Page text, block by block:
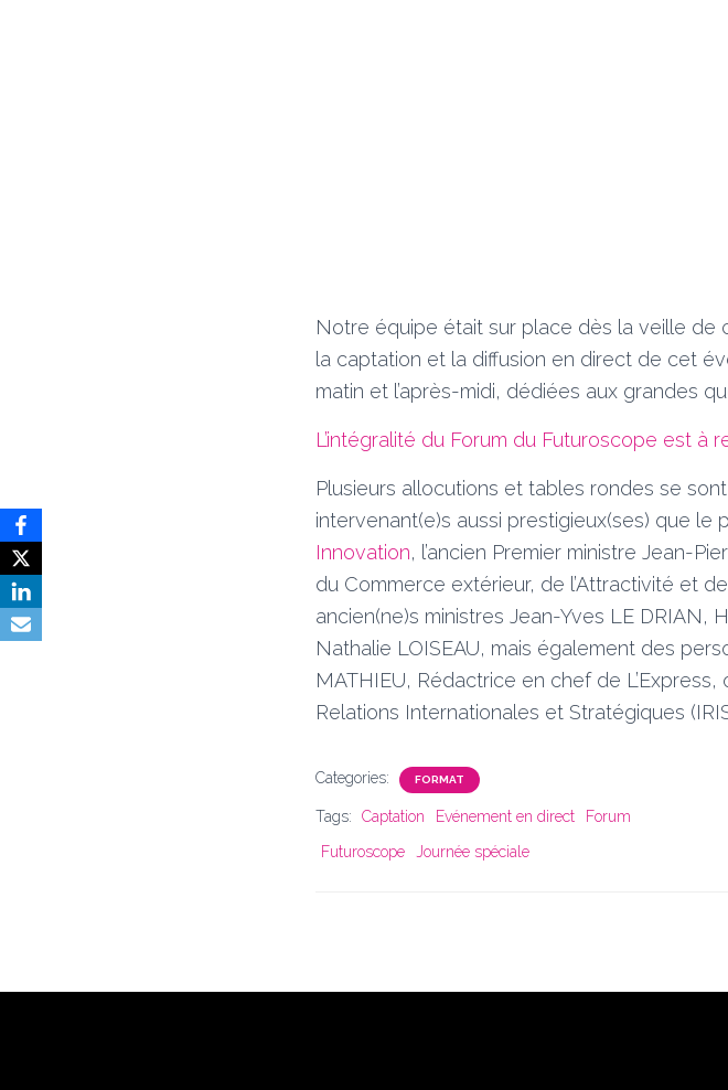
Notre équipe était sur place dès la veille
la captation et la diffusion en direct de cet
matin et l’après-midi, dédiées aux grandes
L’intégralité du Forum du Futuroscope est à
Plusieurs allocutions et tables rondes se
intervenant(e)s aussi prestigieux(ses) que le
Innovation, l’ancien Premier ministre Jean-
du Commerce extérieur, de l’Attractivité et
ancien(ne)s ministres Jean-Yves LE DRIAN,
Nathalie LOISEAU, mais également des
MATHIEU, Rédactrice en chef de
Relations Internationales et Stratégiques
Categories: FORMAT
Tags: Captation Evénement en direct
Forum
Futuroscope
Journée spéciale